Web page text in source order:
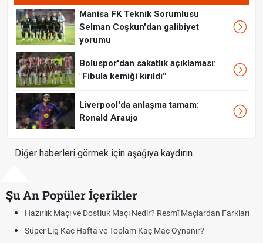
Manisa FK Teknik Sorumlusu
Selman Coşkun'dan galibiyet
yorumu
Boluspor'dan sakatlık açıklaması:
"Fibula kemiği kırıldı"
Liverpool'da anlaşma tamam:
Ronald Araujo
Diğer haberleri görmek için aşağıya kaydırın.
Şu An Popüler İçerikler
Farkları
Puan Durumunda AG, OM ve Diğer
Skor Ne Demek? Sporda Skor ve Sonuç